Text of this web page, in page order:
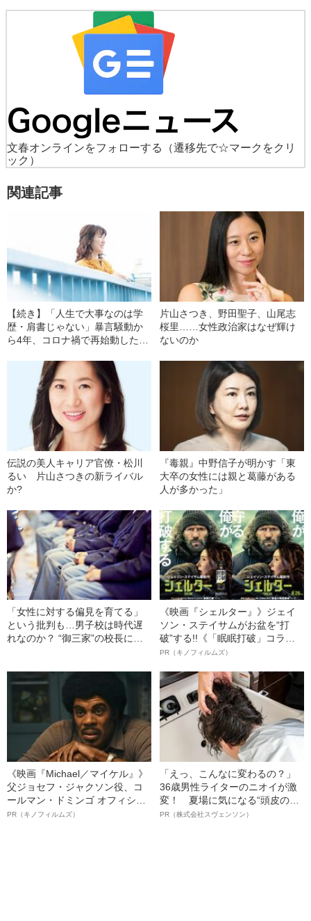
文春オンラインをフォローする
（遷移先で☆マークをクリ
ック）
関連記事
【続き】「人生で大事なのは学
歴・肩書じゃない」暴言騒動か
ら4年、コロナ禍で再始動した豊
片山さつき、野田聖子、山尾志
桜里……女性政治家はなぜ輝け
ないのか
伝説の美人キャリア官僚・松川
るい 片山さつきの新ライバル
か?
『毒親』中野信子が明かす「東
大卒の女性には親と葛藤がある
人が多かった」
「女性に対する偏見を育てる」
という批判も…男子校は時代遅
れなのか？ “御三家”の校長に聞
《映画『シェルター』》ジェイ
ソン・ステイサムがお盆を“打
破”する!!《「眠眠打破」コラ
ボ》
PR（キノフィルムズ）
《映画『Michael／マイケル』》
父ジョセフ・ジャクソン役、コ
ールマン・ドミンゴ オフィシャ
ルインタビュー“観客を魅了した
PR（キノフィルムズ）
「えっ、こんなに変わるの？」
36歳男性ライターのニオイが激
変！ 夏場に気になる“頭皮のニ
オイ”や“ベタつき”を解消す
PR（株式会社スヴェンソン）